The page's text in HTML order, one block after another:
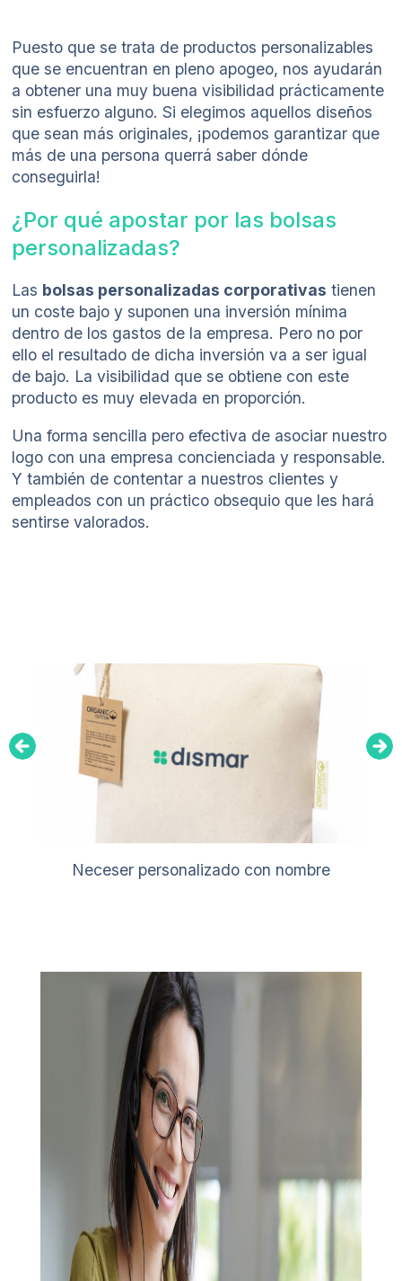
Puesto que se trata de productos personalizables
que se encuentran en pleno apogeo, nos ayudarán
a obtener una muy buena visibilidad prácticamente
sin esfuerzo alguno. Si elegimos aquellos diseños
que sean más originales, ¡podemos garantizar que
más de una persona querrá saber dónde
conseguirla!
¿Por qué apostar por las bolsas
personalizadas?
Las bolsas personalizadas corporativas tienen
un coste bajo y suponen una inversión mínima
dentro de los gastos de la empresa. Pero no por
ello el resultado de dicha inversión va a ser igual
de bajo. La visibilidad que se obtiene con este
producto es muy elevada en proporción.
Una forma sencilla pero efectiva de asociar nuestro
logo con una empresa concienciada y responsable.
Y también de contentar a nuestros clientes y
empleados con un práctico obsequio que les hará
sentirse valorados.
Neceser personalizado con nombre